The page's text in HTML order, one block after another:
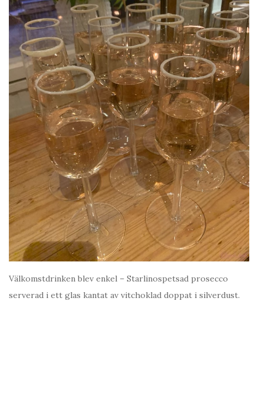
Välkomstdrinken blev enkel – Starlinospetsad prosecco
serverad i ett glas kantat av vitchoklad doppat i silverdust.